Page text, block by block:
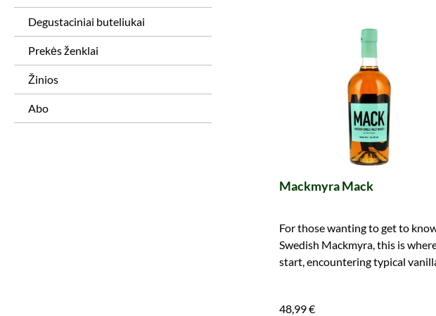
Degustaciniai buteliukai
Prekės ženklai
Žinios
Abo
Mackmyra Mack
For those wanting to get to
Swedish Mackmyra, this is
start, encountering typical
48,99 €